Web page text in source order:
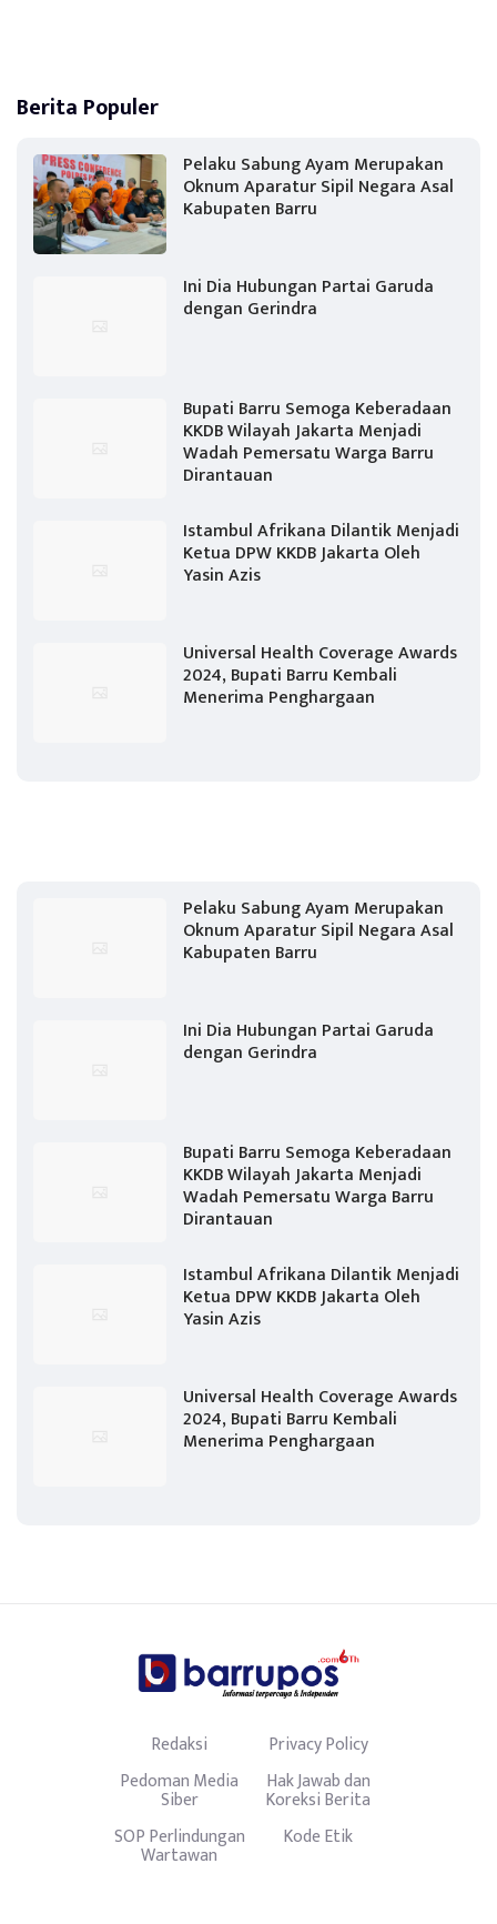
Berita Populer
Pelaku Sabung Ayam Merupakan
Oknum Aparatur Sipil Negara Asal
Kabupaten Barru
Ini Dia Hubungan Partai Garuda
dengan Gerindra
Bupati Barru Semoga Keberadaan
KKDB Wilayah Jakarta Menjadi
Wadah Pemersatu Warga Barru
Dirantauan
Istambul Afrikana Dilantik Menjadi
Ketua DPW KKDB Jakarta Oleh
Yasin Azis
Universal Health Coverage Awards
2024, Bupati Barru Kembali
Menerima Penghargaan
Pelaku Sabung Ayam Merupakan
Oknum Aparatur Sipil Negara Asal
Kabupaten Barru
Ini Dia Hubungan Partai Garuda
dengan Gerindra
Bupati Barru Semoga Keberadaan
KKDB Wilayah Jakarta Menjadi
Wadah Pemersatu Warga Barru
Dirantauan
Istambul Afrikana Dilantik Menjadi
Ketua DPW KKDB Jakarta Oleh
Yasin Azis
Universal Health Coverage Awards
2024, Bupati Barru Kembali
Menerima Penghargaan
Redaksi
Privacy Policy
Pedoman Media
Siber
Hak Jawab dan
Koreksi Berita
SOP Perlindungan
Wartawan
Kode Etik